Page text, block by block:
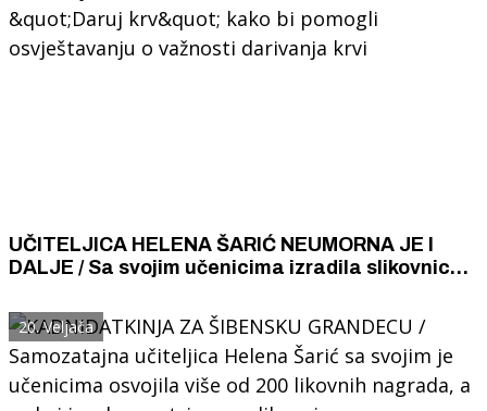
UČITELJICA HELENA ŠARIĆ NEUMORNA JE I
DALJE / Sa svojim učenicima izradila slikovnicu
važnosti darivanja krvi
20. Veljača